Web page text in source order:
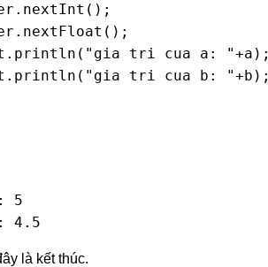
tri cua a: "+a);
tri cua b: "+b);
5
4.5
là kết thúc.